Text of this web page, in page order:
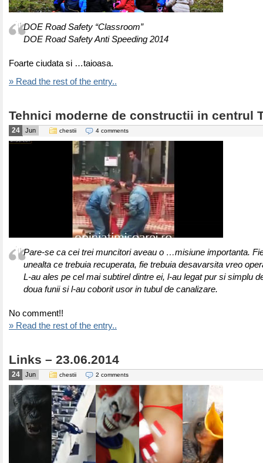
DOE Road Safety “Classroom”
DOE Road Safety Anti Speeding 2014
Foarte ciudata si …taioasa.
» Read the rest of the entry..
Tehnici moderne de constructii in centrul
24 Jun chestii 4 comments
Pare-se ca cei trei muncitori aveau o …misiune importanta.
unealta ce trebuia recuperata, fie trebuia desavarsita vreo
L-au ales pe cel mai subtirel dintre ei, l-au legat pur si simplu
doua funii si l-au coborit usor in tubul de canalizare.
No comment!!
» Read the rest of the entry..
Links – 23.06.2014
24 Jun chestii 2 comments